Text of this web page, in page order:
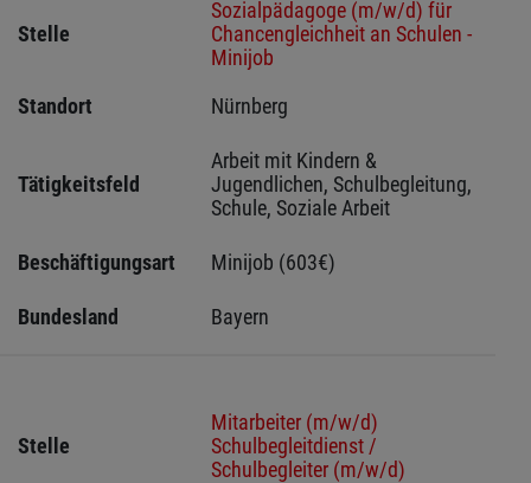
Stelle
Sozialpädagoge (m/w/d) für
Chancengleichheit an Schulen -
Minijob
Standort
Nürnberg
Tätigkeitsfeld
Arbeit mit Kindern &
Jugendlichen, Schulbegleitung,
Schule, Soziale Arbeit
Beschäftigungsart Minijob (603€)
Bundesland Bayern
Stelle
Mitarbeiter (m/w/d)
Schulbegleitdienst /
Schulbegleiter (m/w/d)